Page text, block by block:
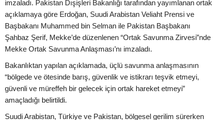
imzaladı. Pakistan Dışişleri Bakanlığı tarafından yayımlanan ortak
açıklamaya göre Erdoğan, Suudi Arabistan Veliaht Prensi ve
Başbakanı Muhammed bin Selman ile Pakistan Başbakanı
Şahbaz Şerif, Mekke’de düzenlenen “Ortak Savunma Zirvesi”nde
Mekke Ortak Savunma Anlaşması’nı imzaladı.
Bakanlıktan yapılan açıklamada, üçlü savunma anlaşmasının
“bölgede ve ötesinde barış, güvenlik ve istikrarı teşvik etmeyi,
güvenli ve müreffeh bir gelecek için ortak hareket etmeyi”
amaçladığı belirtildi.
Suudi Arabistan, Türkiye ve Pakistan, bölgesel gerilim sürerken